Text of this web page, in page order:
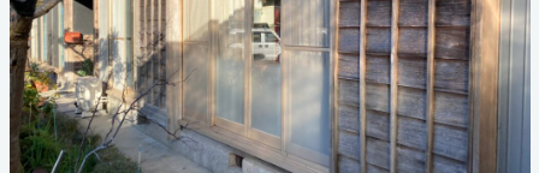
個人情報保護方針
サイトマップ